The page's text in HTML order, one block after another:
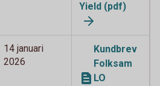
Yield (pdf)
14 januari
2026
Kundbrev
Folksam
LO